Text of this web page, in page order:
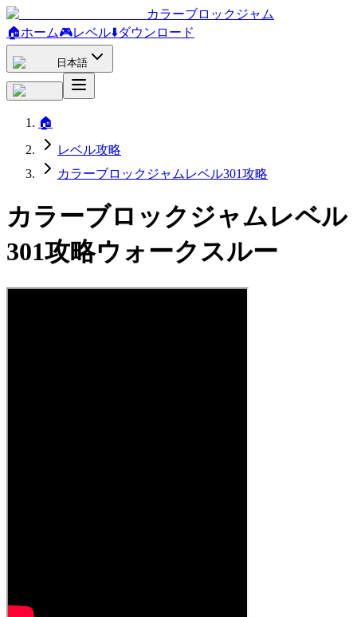
カラーブロックジャム
🏠ホーム🎮レベル⬇️ダウンロード
日本語
🏠
レベル攻略
カラーブロックジャムレベル301攻略
カラーブロックジャムレベル
301攻略ウォークスルー